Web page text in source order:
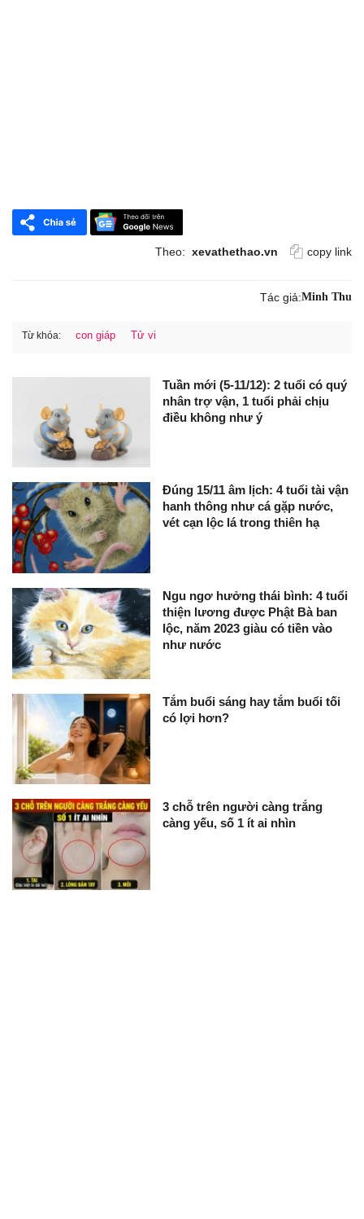
Theo: xevathethao.vn copy link
Tác giả:Minh Thu
Từ khóa: con giáp Tử vi
Tuần mới (5-11/12): 2 tuổi có quý
nhân trợ vận, 1 tuổi phải chịu
điều không như ý
Đúng 15/11 âm lịch: 4 tuổi tài vận
hanh thông như cá gặp nước,
vét cạn lộc lá trong thiên hạ
Ngu ngơ hưởng thái bình: 4 tuổi
thiện lương được Phật Bà ban
lộc, năm 2023 giàu có tiền vào
như nước
Tắm buổi sáng hay tắm buổi tối
có lợi hơn?
3 chỗ trên người càng trắng
càng yếu, số 1 ít ai nhìn